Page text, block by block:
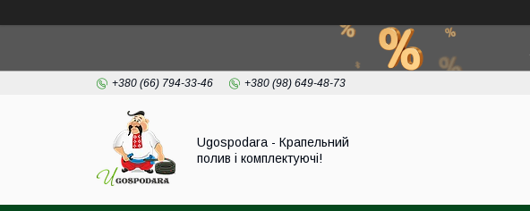
+380 (66) 794-33-46 +380 (98) 649-48-73
Ugospodara - Крапельний
полив і комплектуючі!